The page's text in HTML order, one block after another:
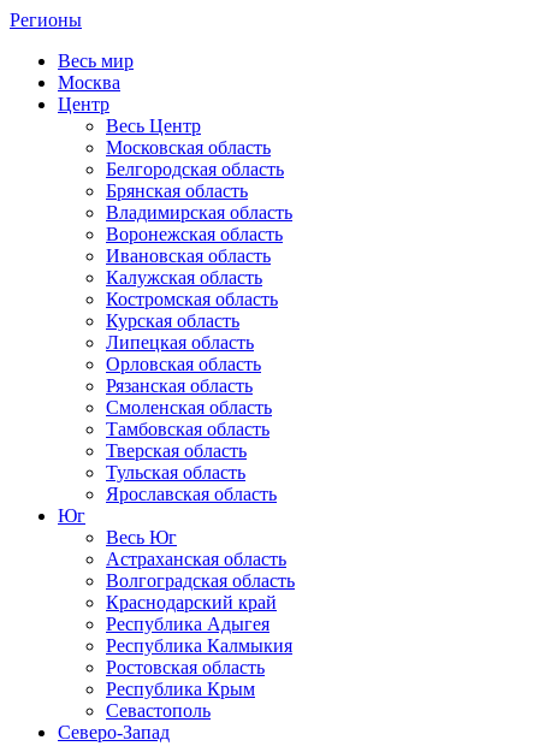
Регионы
Весь мир
Москва
Центр
Весь Центр
Московская область
Белгородская область
Брянская область
Владимирская область
Воронежская область
Ивановская область
Калужская область
Костромская область
Курская область
Липецкая область
Орловская область
Рязанская область
Смоленская область
Тамбовская область
Тверская область
Тульская область
Ярославская область
Юг
Весь Юг
Астраханская область
Волгоградская область
Краснодарский край
Республика Адыгея
Республика Калмыкия
Ростовская область
Республика Крым
Севастополь
Северо-Запад